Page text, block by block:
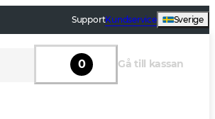
SupportKundservice Sverige
0 Gå till kassan